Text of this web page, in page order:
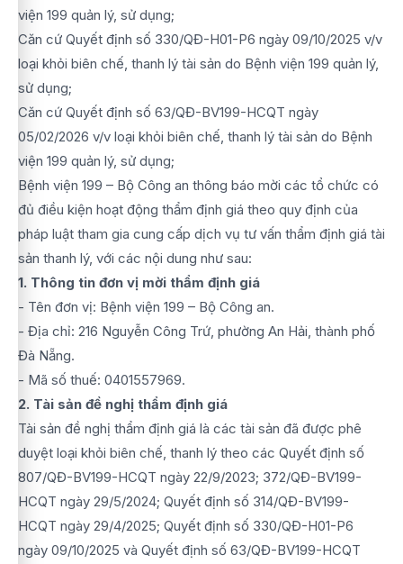
viện 199 quản lý, sử dụng;
Căn cứ Quyết định số 330/QĐ-H01-P6 ngày 09/10/2025 v/v
loại khỏi biên chế, thanh lý tài sản do Bệnh viện 199 quản lý,
sử dụng;
Căn cứ Quyết định số 63/QĐ-BV199-HCQT ngày
05/02/2026 v/v loại khỏi biên chế, thanh lý tài sản do Bệnh
viện 199 quản lý, sử dụng;
Bệnh viện 199 – Bộ Công an thông báo mời các tổ chức có
đủ điều kiện hoạt động thẩm định giá theo quy định của
pháp luật tham gia cung cấp dịch vụ tư vấn thẩm định giá tài
sản thanh lý, với các nội dung như sau:
1. Thông tin đơn vị mời thẩm định giá
- Tên đơn vị: Bệnh viện 199 – Bộ Công an.
- Địa chỉ: 216 Nguyễn Công Trứ, phường An Hải, thành phố
Đà Nẵng.
- Mã số thuế: 0401557969.
2. Tài sản đề nghị thẩm định giá
Tài sản đề nghị thẩm định giá là các tài sản đã được phê
duyệt loại khỏi biên chế, thanh lý theo các Quyết định số
807/QĐ-BV199-HCQT ngày 22/9/2023; 372/QĐ-BV199-
HCQT ngày 29/5/2024; Quyết định số 314/QĐ-BV199-
HCQT ngày 29/4/2025; Quyết định số 330/QĐ-H01-P6
ngày 09/10/2025 và Quyết định số 63/QĐ-BV199-HCQT